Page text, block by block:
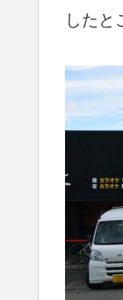
したと